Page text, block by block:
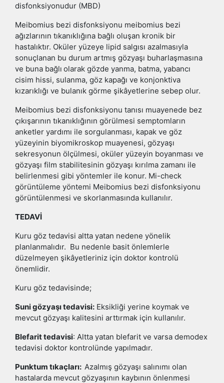
disfonksiyonudur (MBD)
Meibomius bezi disfonksiyonu meibomius bezi
ağızlarının tıkanıklığına bağlı oluşan kronik bir
hastalıktır. Oküler yüzeye lipid salgısı azalmasıyla
sonuçlanan bu durum artmış gözyaşı buharlaşmasına
ve buna bağlı olarak gözde yanma, batma, yabancı
cisim hissi, sulanma, göz kapağı ve konjonktiva
kızarıklığı ve bulanık görme şikâyetlerine sebep olur.
Meibomius bezi disfonksiyonu tanısı muayenede bez
çıkışarının tıkanıklığının görülmesi semptomların
anketler yardımı ile sorgulanması, kapak ve göz
yüzeyinin biyomikroskop muayenesi, gözyaşı
sekresyonun ölçülmesi, oküler yüzeyin boyanması ve
gözyaşı film stabilitesinin gözyaşı kırılma zamanı ile
belirlenmesi gibi yöntemler ile konur. Mi-check
görüntüleme yöntemi Meibomius bezi disfonksiyonu
görüntülenmesi ve skorlanmasında kullanılır.
TEDAVİ
Kuru göz tedavisi altta yatan nedene yönelik
planlanmalıdır. Bu nedenle basit önlemlerle
düzelmeyen şikâyetleriniz için doktor kontrolü
önemlidir.
Kuru göz tedavisinde;
Suni gözyaşı tedavisi: Eksikliği yerine koymak ve
mevcut gözyaşı kalitesini arttırmak için kullanılır.
Blefarit tedavisi: Altta yatan blefarit ve varsa demodex
tedavisi doktor kontrolünde yapılmadır.
Punktum tıkaçları: Azalmış gözyaşı salınımı olan
hastalarda mevcut gözyaşının kaybının önlenmesi